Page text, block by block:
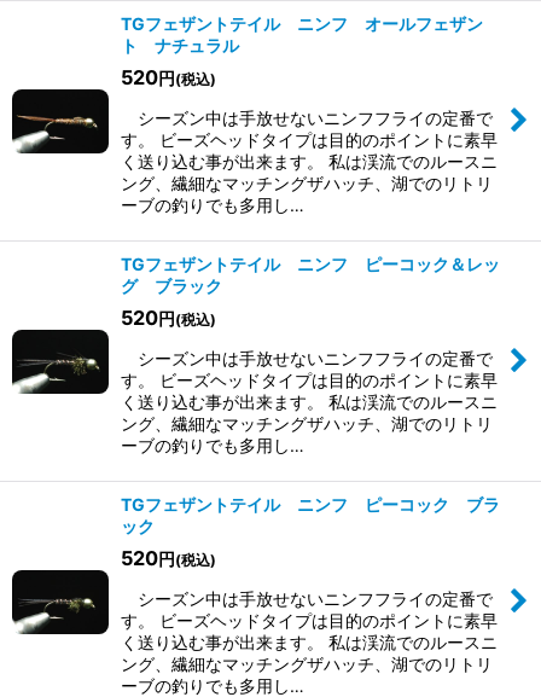
TGフェザントテイル ニンフ オールフェザン
ト ナチュラル
520円 (税込)
シーズン中は手放せないニンフフライの定番で
す。 ビーズヘッドタイプは目的のポイントに素早
く送り込む事が出来ます。 私は渓流でのルースニ
ング、繊細なマッチングザハッチ、湖でのリトリ
ーブの釣りでも多用し…
TGフェザントテイル ニンフ ピーコック＆レッ
グ ブラック
520円 (税込)
シーズン中は手放せないニンフフライの定番で
す。 ビーズヘッドタイプは目的のポイントに素早
く送り込む事が出来ます。 私は渓流でのルースニ
ング、繊細なマッチングザハッチ、湖でのリトリ
ーブの釣りでも多用し…
TGフェザントテイル ニンフ ピーコック ブラ
ック
520円 (税込)
シーズン中は手放せないニンフフライの定番で
す。 ビーズヘッドタイプは目的のポイントに素早
く送り込む事が出来ます。 私は渓流でのルースニ
ング、繊細なマッチングザハッチ、湖でのリトリ
ーブの釣りでも多用し…